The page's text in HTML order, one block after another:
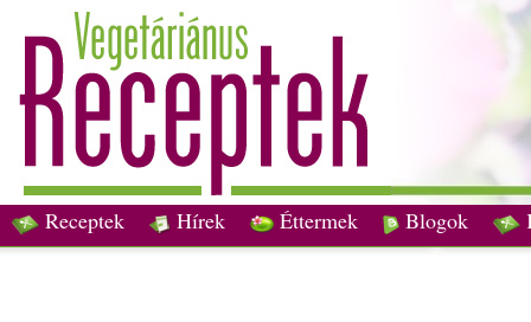
Receptek Hírek Éttermek Blogok